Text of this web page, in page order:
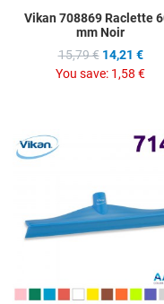
Vikan 708869 Raclette
mm Noir
15,79 € 14,21 €
You save: 1,58 €